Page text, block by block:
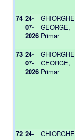
74 24-
07-
2026
GHIORGHE
GEORGE,
Primar;
73 24-
07-
2026
GHIORGHE
GEORGE,
Primar;
72 24-
GHIORGHE